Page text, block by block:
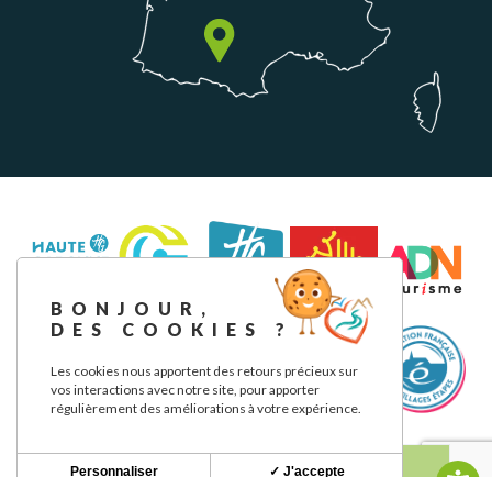
Aviso legalPolítica de privacidadNuestros compromisos
BONJOUR,
DES COOKIES ?
Les cookies nous apportent des retours précieux sur
vos interactions avec notre site, pour apporter
régulièrement des améliorations à votre expérience.
✓ J'accepte
Personnaliser